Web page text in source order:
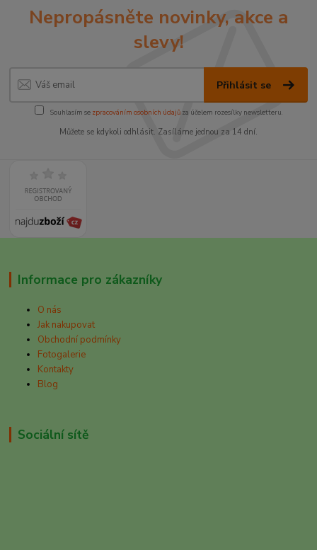
Nepropásněte novinky, akce a
slevy!
Přihlásit se
Souhlasím se zpracováním osobních údajůza účelem rozesílky newsletteru.
Můžete se kdykoli odhlásit. Zasíláme jednou za 14 dní.
Informace pro zákazníky
O nás
Jak nakupovat
Obchodní podmínky
Fotogalerie
Kontakty
Blog
Sociální sítě